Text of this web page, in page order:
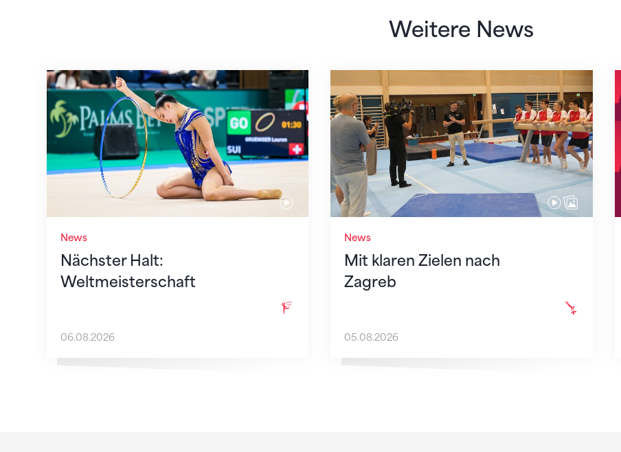
Weitere News
News
Nächster Halt:
Weltmeisterschaft
Nächster Halt: Weltmeisterschaft
06.08.2026
News
Mit klaren Zielen nach
Zagreb
Mit klaren Zielen nach Zagreb
05.08.2026